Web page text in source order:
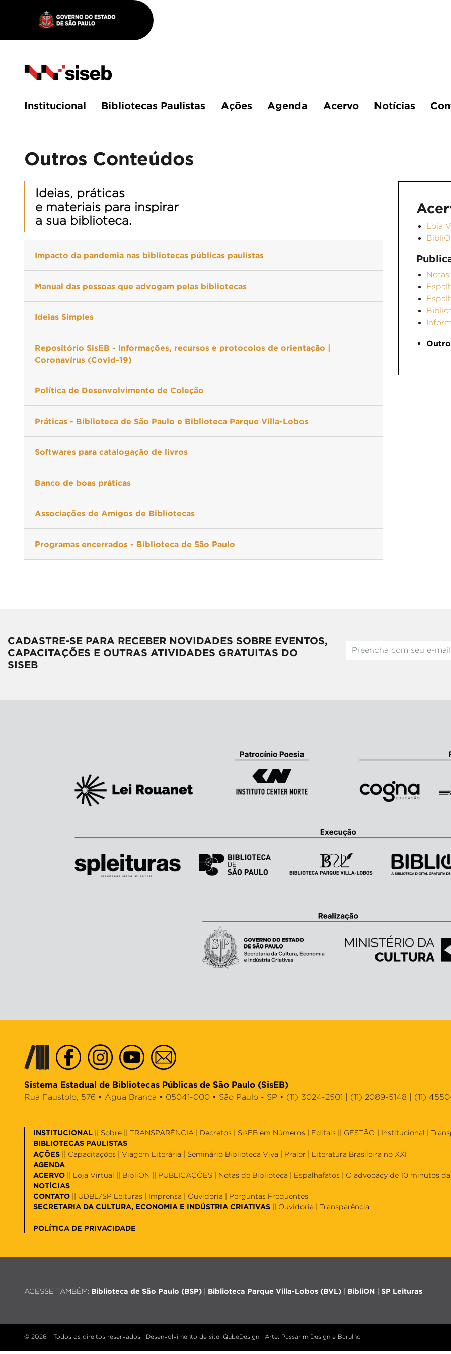
Institucional Bibliotecas Paulistas Ações Agenda Acervo Notícias
Outros Conteúdos
Ideias, práticas
e materiais para inspirar
a sua biblioteca.
Impacto da pandemia nas bibliotecas públicas paulistas
Manual das pessoas que advogam pelas bibliotecas
Ideias Simples
Repositório SisEB - Informações, recursos e protocolos de orientação |
Coronavírus (Covid-19)
Política de Desenvolvimento de Coleção
Práticas - Biblioteca de São Paulo e Biblioteca Parque Villa-Lobos
Softwares para catalogação de livros
Banco de boas práticas
Associações de Amigos de Bibliotecas
Programas encerrados - Biblioteca de São Paulo
Loja
CADASTRE-SE PARA RECEBER NOVIDADES SOBRE EVENTOS,
CAPACITAÇÕES E OUTRAS ATIVIDADES GRATUITAS DO
SISEB
Sistema Estadual de Bibliotecas Públicas de São Paulo (SisEB)
Rua Faustolo, 576 • Água Branca • 05041-000 • São Paulo - SP • (11) 3024-2501 | (11) 2089-5148 | (11)
INSTITUCIONAL Sobre || TRANSPARÊNCIA | Decretos SisEB em Números Editais || GESTÃO | Institucional
BIBLIOTECAS PAULISTAS
AÇÕES
Capacitações Viagem Literária Seminário Biblioteca Viva Praler
Literatura Brasileira no XXI
AGENDA
ACERVO
Loja Virtual BibliON || PUBLICAÇÕES | Notas de Biblioteca Espalhafatos O advocacy de 10 minutos
NOTÍCIAS
CONTATO
UDBL/SP Leituras Imprensa Ouvidoria
Perguntas Frequentes
SECRETARIA DA CULTURA, ECONOMIA E INDÚSTRIA CRIATIVAS
Ouvidoria Transparência
POLÍTICA DE PRIVACIDADE
ACESSE TAMBÉM: Biblioteca de São Paulo (BSP) Biblioteca Parque Villa-Lobos (BVL) BibliON SP Leituras
© 2026 - Todos os direitos reservados | Desenvolvimento de site: QubeDesign | Arte: Passarim Design e Barulho